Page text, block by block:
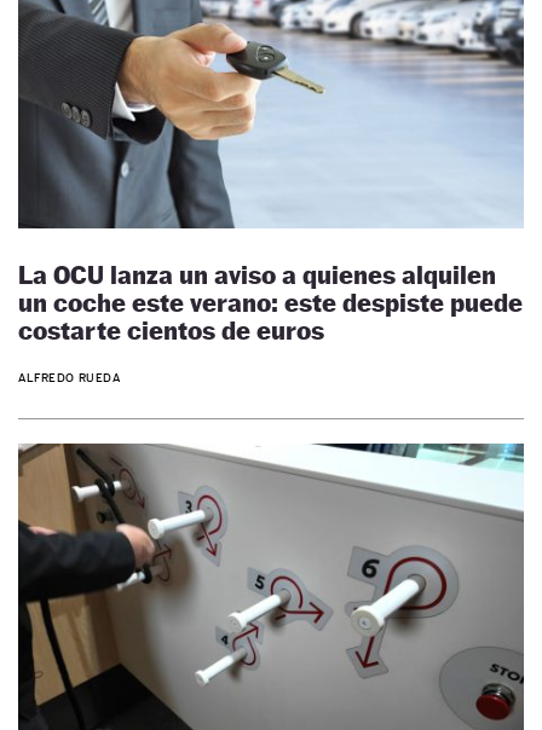
La OCU lanza un aviso a quienes alquilen
un coche este verano: este despiste puede
costarte cientos de euros
ALFREDO RUEDA